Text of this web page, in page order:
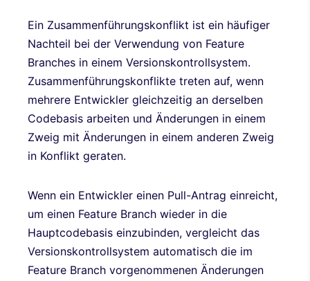
Ein Zusammenführungskonflikt ist ein häufiger
Nachteil bei der Verwendung von Feature
Branches in einem Versionskontrollsystem.
Zusammenführungskonflikte treten auf, wenn
mehrere Entwickler gleichzeitig an derselben
Codebasis arbeiten und Änderungen in einem
Zweig mit Änderungen in einem anderen Zweig
in Konflikt geraten.
Wenn ein Entwickler einen Pull-Antrag einreicht,
um einen Feature Branch wieder in die
Hauptcodebasis einzubinden, vergleicht das
Versionskontrollsystem automatisch die im
Feature Branch vorgenommenen Änderungen